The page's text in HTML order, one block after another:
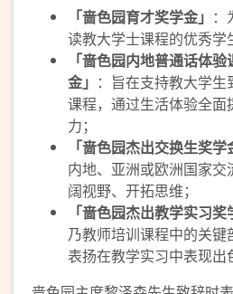
「啬色园育才奖学金」 ：
读教大学士课程的优秀学
「啬色园内地普通话体
金」 ：旨在支持教大学
课程，通过生活体验全
力；
「啬色园杰出交换生奖学
内地、亚洲或欧洲国家
阔视野、开拓思维；
「啬色园杰出教学实习奖
乃教师培训课程中的关
表扬在教学实习中表现出